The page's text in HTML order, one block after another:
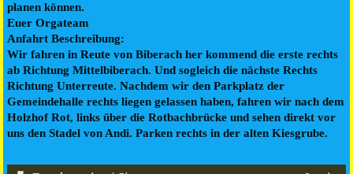
planen können.
Euer Orgateam
Anfahrt Beschreibung:
Wir fahren in Reute von Biberach her kommend die erste rechts
ab Richtung Mittelbiberach. Und sogleich die nächste Rechts
Richtung Unterreute. Nachdem wir den Parkplatz der
Gemeindehalle rechts liegen gelassen haben, fahren wir nach dem
Holzhof Rot, links über die Rotbachbrücke und sehen direkt vor
uns den Stadel von Andi. Parken rechts in der alten Kiesgrube.